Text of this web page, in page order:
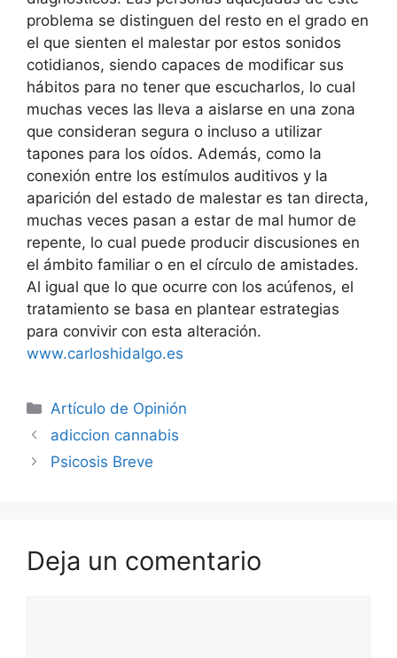
problema se distinguen del resto en el grado en
el que sienten el malestar por estos sonidos
cotidianos, siendo capaces de modificar sus
hábitos para no tener que escucharlos, lo cual
muchas veces las lleva a aislarse en una zona
que consideran segura o incluso a utilizar
tapones para los oídos. Además, como la
conexión entre los estímulos auditivos y la
aparición del estado de malestar es tan directa,
muchas veces pasan a estar de mal humor de
repente, lo cual puede producir discusiones en
el ámbito familiar o en el círculo de amistades.
Al igual que lo que ocurre con los acúfenos, el
tratamiento se basa en plantear estrategias
para convivir con esta alteración.
www.carloshidalgo.es
Artículo de Opinión
adiccion cannabis
Psicosis Breve
Deja un comentario